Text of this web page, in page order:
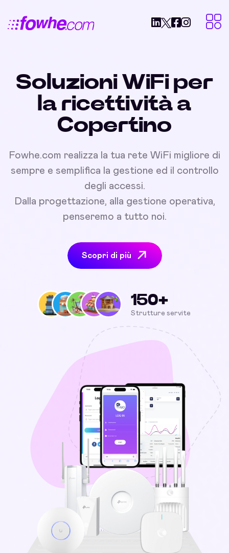
Soluzioni WiFi per
la ricettività a
Copertino
Fowhe.com realizza la tua rete WiFi migliore di
sempre e semplifica la gestione ed il controllo
degli accessi.
Dalla progettazione, alla gestione operativa,
penseremo a tutto noi.
Scopri di più
150+
Strutture servite